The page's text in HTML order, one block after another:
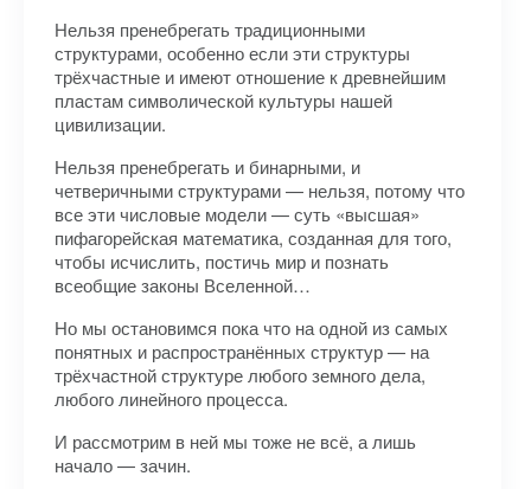
Нельзя пренебрегать традиционными
структурами, особенно если эти структуры
трёхчастные и имеют отношение к древнейшим
пластам символической культуры нашей
цивилизации.
Нельзя пренебрегать и бинарными, и
четверичными структурами — нельзя, потому что
все эти числовые модели — суть «высшая»
пифагорейская математика, созданная для того,
чтобы исчислить, постичь мир и познать
всеобщие законы Вселенной…
Но мы остановимся пока что на одной из самых
понятных и распространённых структур — на
трёхчастной структуре любого земного дела,
любого линейного процесса.
И рассмотрим в ней мы тоже не всё, а лишь
начало — зачин.